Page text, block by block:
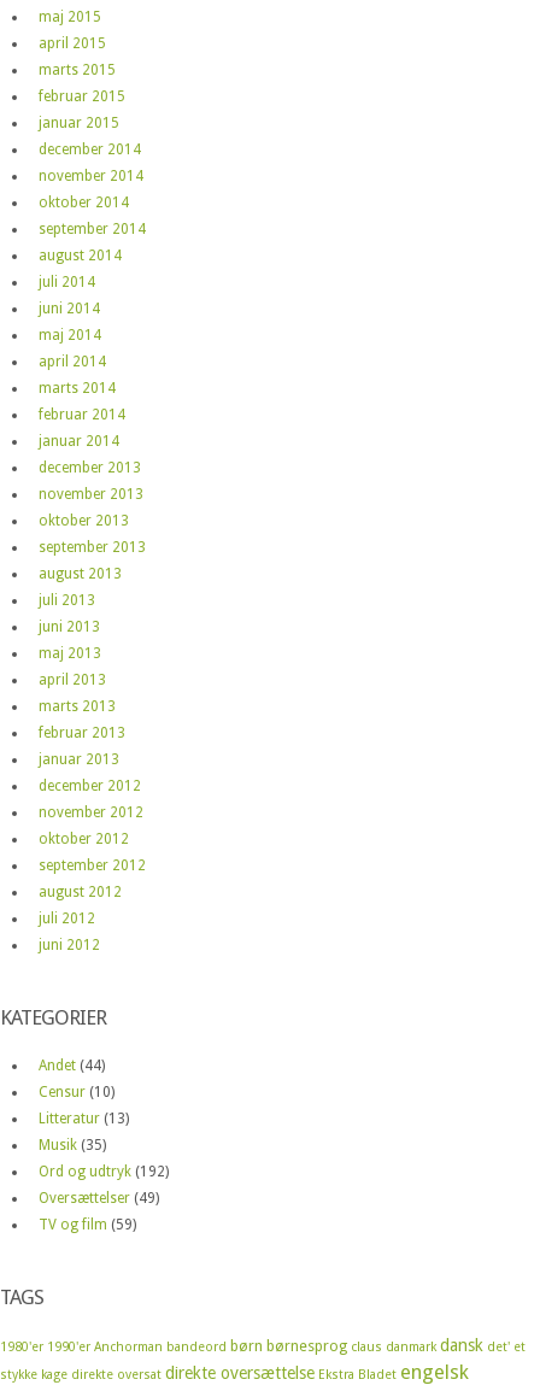
maj 2015
april 2015
marts 2015
februar 2015
januar 2015
december 2014
november 2014
oktober 2014
september 2014
august 2014
juli 2014
juni 2014
maj 2014
april 2014
marts 2014
februar 2014
januar 2014
december 2013
november 2013
oktober 2013
september 2013
august 2013
juli 2013
juni 2013
maj 2013
april 2013
marts 2013
februar 2013
januar 2013
december 2012
november 2012
oktober 2012
september 2012
august 2012
juli 2012
juni 2012
KATEGORIER
Andet (44)
Censur (10)
Litteratur (13)
Musik (35)
Ord og udtryk (192)
Oversættelser (49)
TV og film (59)
TAGS
1980'er 1990'er Anchorman bandeord børn børnesprog claus danmark dansk det' et
stykke kage direkte oversat direkte oversættelse Ekstra Bladet engelsk